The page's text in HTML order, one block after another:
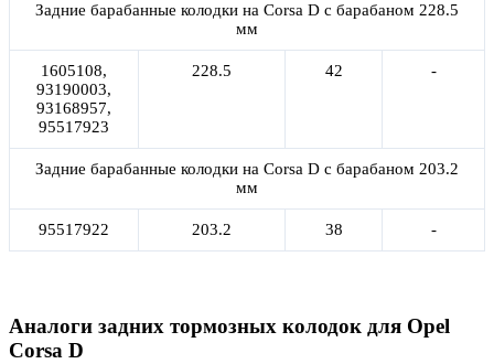
Задние барабанные колодки на Corsa D с барабаном 228.5
мм
1605108,
93190003,
93168957,
95517923
228.5 42 -
Задние барабанные колодки на Corsa D с барабаном 203.2
мм
95517922 203.2 38 -
Аналоги задних тормозных колодок для Opel
Corsa D